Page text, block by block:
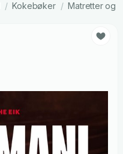
/ Kokebøker / Matretter og